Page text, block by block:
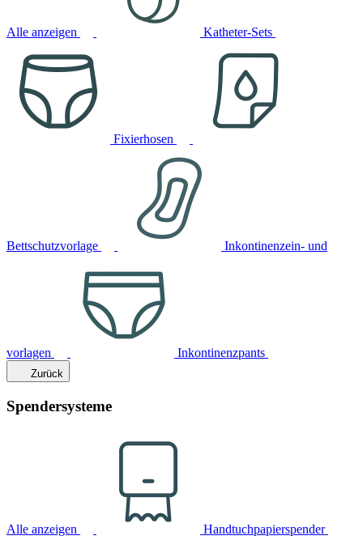
Alle anzeigen Katheter-Sets
Fixierhosen
Bettschutzvorlage Inkontinenzein- und
vorlagen Inkontinenzpants
Zurück
Spendersysteme
Alle anzeigen Handtuchpapierspender